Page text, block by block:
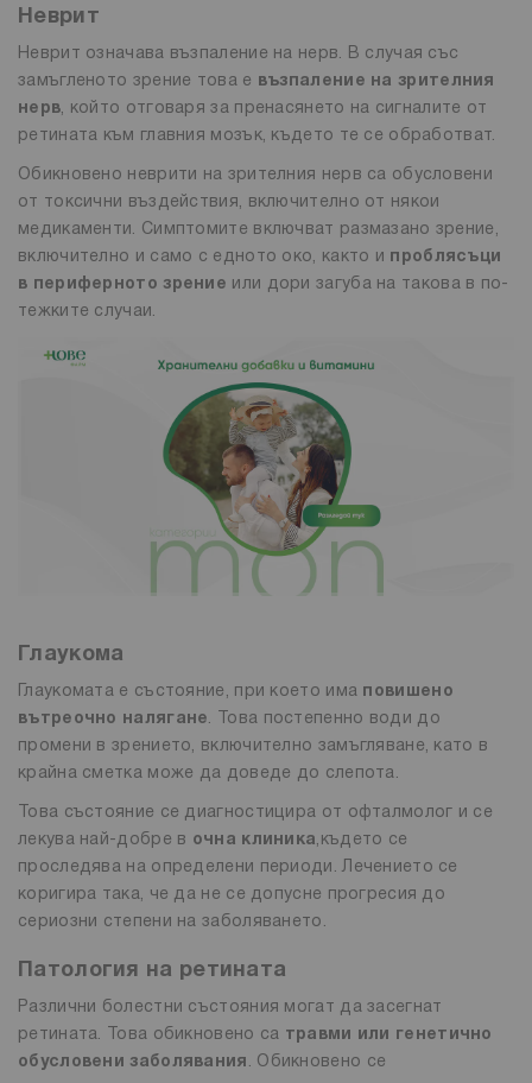
Неврит
Неврит означава възпаление на нерв. В случая със
замъгленото зрение това е възпаление на зрителния
нерв, който отговаря за пренасянето на сигналите от
ретината към главния мозък, където те се обработват.
Обикновено неврити на зрителния нерв са обусловени
от токсични въздействия, включително от някои
медикаменти. Симптомите включват размазано зрение,
включително и само с едното око, както и проблясъци
в периферното зрение или дори загуба на такова в по-
тежките случаи.
Глаукома
Глаукомата е състояние, при което има повишено
вътреочно налягане. Това постепенно води до
промени в зрението, включително замъгляване, като в
крайна сметка може да доведе до слепота.
Това състояние се диагностицира от офталмолог и се
лекува най-добре в очна клиника,където се
проследява на определени периоди. Лечението се
коригира така, че да не се допусне прогресия до
сериозни степени на заболяването.
Патология на ретината
Различни болестни състояния могат да засегнат
ретината. Това обикновено са травми или генетично
обусловени заболявания . Обикновено се